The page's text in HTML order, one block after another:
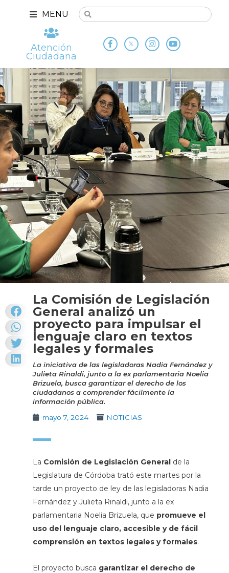
MENU
Atención
Ciudadana
La Comisión de Legislación
General analizó un
proyecto para impulsar el
lenguaje claro en textos
legales y formales
La iniciativa de las legisladoras Nadia Fernández y
Julieta Rinaldi, junto a la ex parlamentaria Noelia
Brizuela, busca garantizar el derecho de los
ciudadanos a comprender fácilmente la
información pública.
mayo 7, 2024
NOTICIAS
La Comisión de Legislación Generalde la
Legislatura de Córdoba trató este martes por la
tarde un proyecto de ley de las legisladoras Nadia
Fernández y Julieta Rinaldi, junto a la ex
parlamentaria Noelia Brizuela, que promueve el
uso del lenguaje claro, accesible y de fácil
comprensión en textos legales y formales.
El proyecto busca garantizar el derecho de